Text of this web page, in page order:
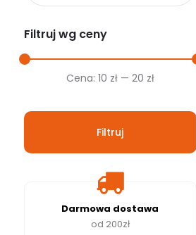
Filtruj wg ceny
Cena
Cena
Filtruj
Cena: 10 zł— 20 zł
Darmowa dostawa
od 200zł